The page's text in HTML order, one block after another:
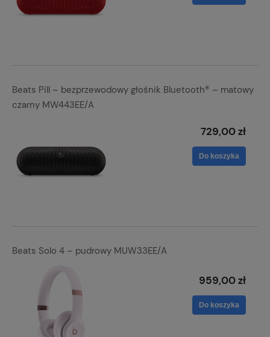
Beats Pill – bezprzewodowy głośnik Bluetooth® – matowy
czarny MW443EE/A
729,00 zł
Do koszyka
Beats Solo 4 – pudrowy MUW33EE/A
959,00 zł
Do koszyka